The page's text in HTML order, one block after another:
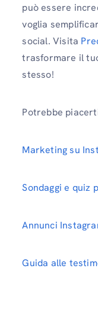
può essere
voglia
social. Visita
trasformare il
stesso!
Potrebbe
Marketing su
Sondaggi e quiz
Annunci
Guida alle